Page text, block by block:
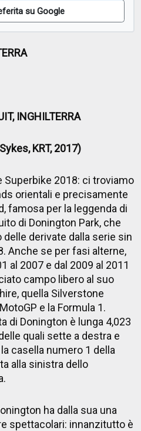
su Google
INGHILTERRA
KRT, 2017)
Superbike 2018: ci troviamo
orientali e precisamente
famosa per la leggenda di
di Donington Park, che
derivate dalla serie sin
Anche se per fasi alterne,
al 2007 e dal 2009 al 2011
campo libero al suo
quella Silverstone
e la Formula 1.
di Donington è lunga 4,023
quali sette a destra e
casella numero 1 della
alla sinistra dello
ha dalla sua una
spettacolari: innanzitutto è